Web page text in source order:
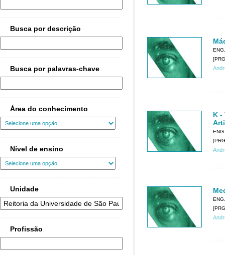
Busca por descrição
Busca por palavras-chave
Área do conhecimento
Nível de ensino
Unidade
Profissão
K -